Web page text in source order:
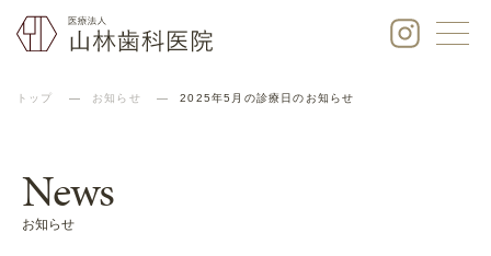
トップ お知らせ 2025年5月の診療日のお知らせ
News
お知らせ